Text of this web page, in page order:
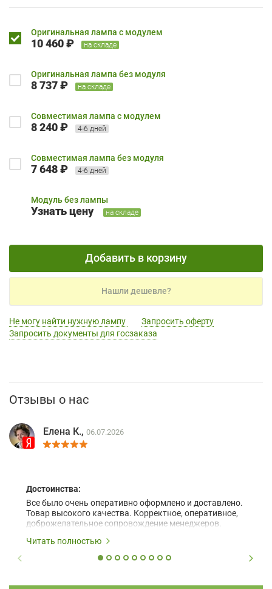
Оригинальная лампа с модулем
10 460 ₽ на складе
Оригинальная лампа без модуля
8 737 ₽ на складе
Совместимая лампа с модулем
8 240 ₽ 4-6 дней
Совместимая лампа без модуля
7 648 ₽ 4-6 дней
Модуль без лампы
Узнать цену на складе
Добавить в корзину
Нашли дешевле?
Не могу найти нужную лампу
Запросить оферту
Запросить документы для госзаказа
Отзывы о нас
Елена К., 06.07.2026
Достоинства:
Все было очень оперативно оформлено и доставлено.
Товар высокого качества. Корректное, оперативное,
доброжелательное сопровождение менеджеров.
Читать полностью